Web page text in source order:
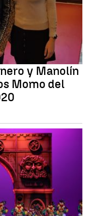
y Manolín
Momo del